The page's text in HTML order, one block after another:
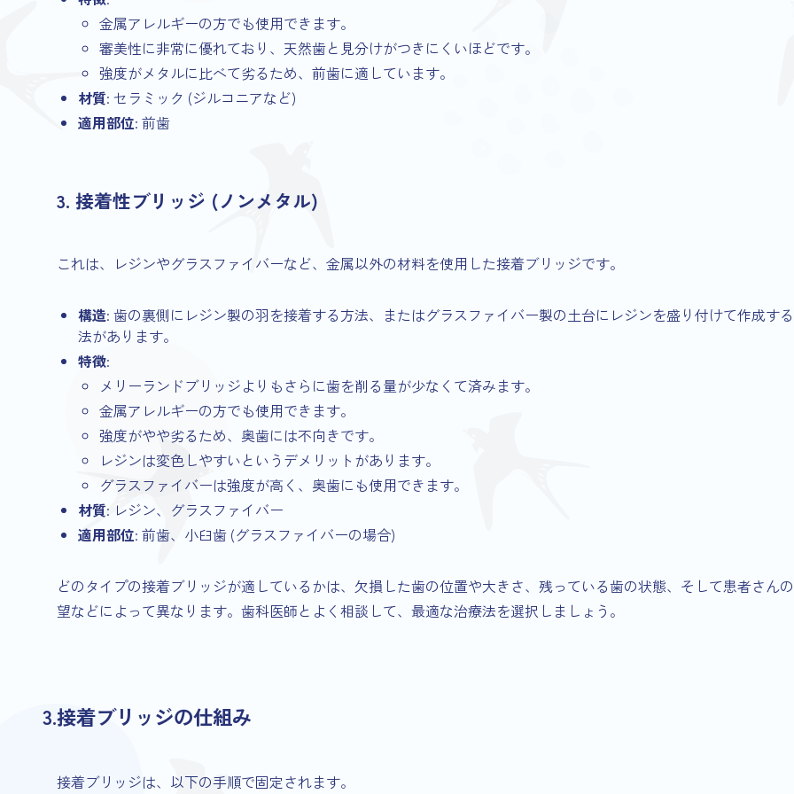
金属アレルギーの方でも使用できます。
審美性に非常に優れており、天然歯と見分けがつきにくいほどです。
強度がメタルに比べて劣るため、前歯に適しています。
材質: セラミック (ジルコニアなど)
適用部位: 前歯
3. 接着性ブリッジ (ノンメタル)
これは、レジンやグラスファイバーなど、金属以外の材料を使用した接着ブリッジです。
構造: 歯の裏側にレジン製の羽を接着する方法、またはグラスファイバー製の土台にレジンを盛り付けて作成す
法があります。
特徴:
メリーランドブリッジよりもさらに歯を削る量が少なくて済みます。
金属アレルギーの方でも使用できます。
強度がやや劣るため、奥歯には不向きです。
レジンは変色しやすいというデメリットがあります。
グラスファイバーは強度が高く、奥歯にも使用できます。
材質: レジン、グラスファイバー
適用部位: 前歯、小臼歯 (グラスファイバーの場合)
どのタイプの接着ブリッジが適しているかは、欠損した歯の位置や大きさ、残っている歯の状態、そして患者さん
望などによって異なります。歯科医師とよく相談して、最適な治療法を選択しましょう。
3.接着ブリッジの仕組み
接着ブリッジは、以下の手順で固定されます。